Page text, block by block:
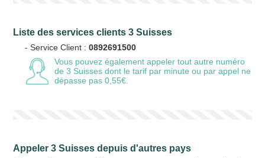
Liste des services clients 3 Suisses
- Service Client :0892691500
Vous pouvez également appeler tout autre numéro
de 3 Suisses dont le tarif par minute ou par appel ne
dépasse pas 0,55€.
Appeler 3 Suisses depuis d'autres pays